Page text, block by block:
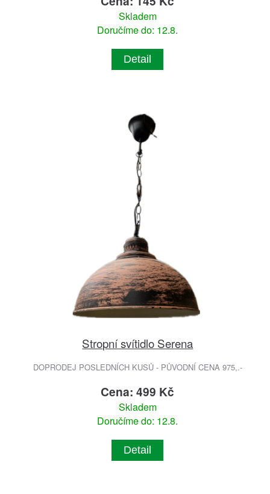
Skladem
Doručíme do: 12.8.
Detail
Stropní svítidlo Serena
DOPRODEJ POSLEDNÍCH KUSŮ - PŮVODNÍ CENA 975,.-
Cena: 499 Kč
Skladem
Doručíme do: 12.8.
Detail